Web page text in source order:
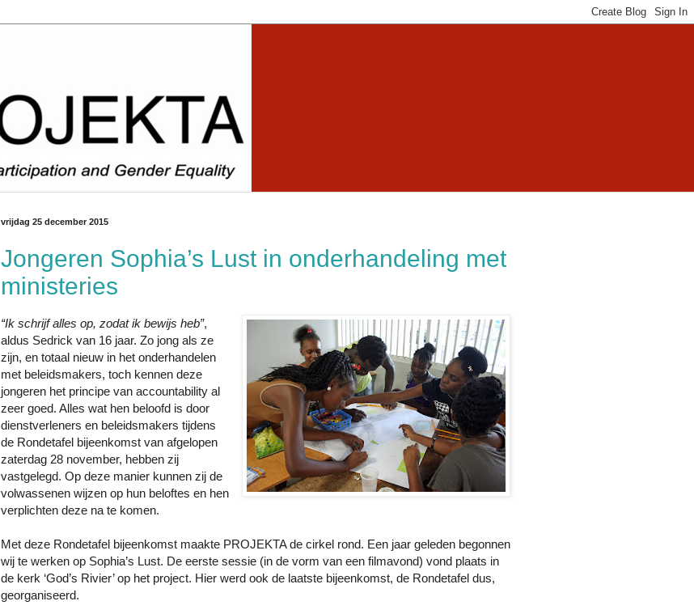
vrijdag 25 december 2015
Jongeren Sophia’s Lust in onderhandeling met
ministeries
“Ik schrijf alles op, zodat ik bewijs heb”,
aldus Sedrick van 16 jaar. Zo jong als ze
zijn, en totaal nieuw in het onderhandelen
met beleidsmakers, toch kennen deze
jongeren het principe van accountability al
zeer goed. Alles wat hen beloofd is door
dienstverleners en beleidsmakers tijdens
de Rondetafel bijeenkomst van afgelopen
zaterdag 28 november, hebben zij
vastgelegd. Op deze manier kunnen zij de
volwassenen wijzen op hun beloftes en hen
verplichten deze na te komen.
Met deze Rondetafel bijeenkomst maakte PROJEKTA de cirkel rond. Een jaar geleden begonnen
wij te werken op Sophia’s Lust. De eerste sessie (in de vorm van een filmavond) vond plaats in
de kerk ‘God’s Rivier’ op het project. Hier werd ook de laatste bijeenkomst, de Rondetafel dus,
georganiseerd.